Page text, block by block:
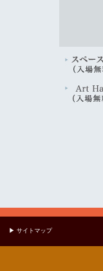
▶ サイトマップ